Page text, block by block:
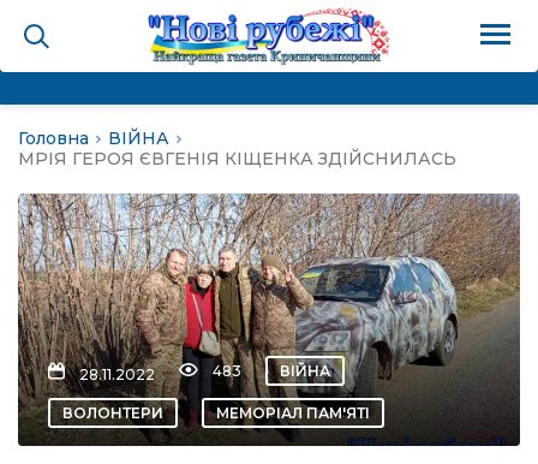
громада
Головна
ВІЙНА
МРІЯ ГЕРОЯ ЄВГЕНІЯ КІЩЕНКА ЗДІЙСНИЛАСЬ
28.11.2022 483 ВІЙНА
ВОЛОНТЕРИ МЕМОРІАЛ ПАМ'ЯТІ